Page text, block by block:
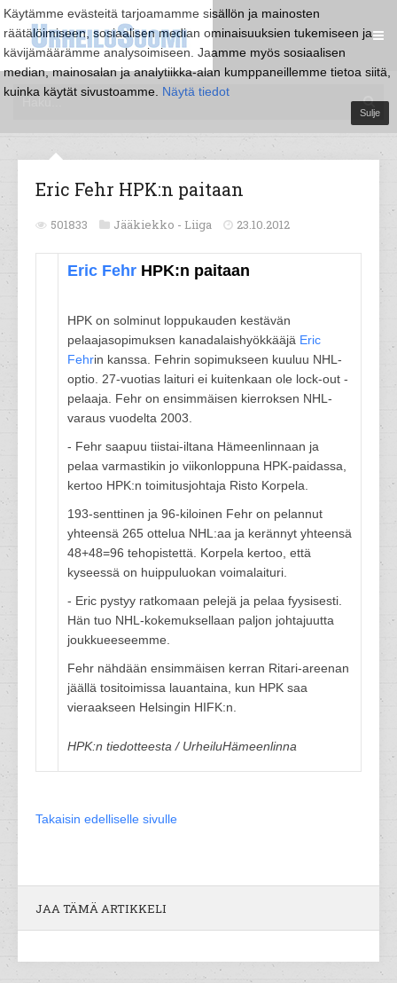
Käytämme evästeitä tarjoamamme sisällön ja mainosten
räätälöimiseen, sosiaalisen median ominaisuuksien tukemiseen ja
kävijämäärämme analysoimiseen. Jaamme myös sosiaalisen
median, mainosalan ja analytiikka-alan kumppaneillemme tietoa siitä,
kuinka käytät sivustoamme. Näytä tiedot
Sulje
Eric Fehr HPK:n paitaan
501833 Jääkiekko - Liiga 23.10.2012
Eric Fehr HPK:n paitaan
HPK on solminut loppukauden kestävän
pelaajasopimuksen kanadalaishyökkääjä Eric
Fehrin kanssa. Fehrin sopimukseen kuuluu NHL-
optio. 27-vuotias laituri ei kuitenkaan ole lock-out -
pelaaja. Fehr on ensimmäisen kierroksen NHL-
varaus vuodelta 2003.
- Fehr saapuu tiistai-iltana Hämeenlinnaan ja
pelaa varmastikin jo viikonloppuna HPK-paidassa,
kertoo HPK:n toimitusjohtaja Risto Korpela.
193-senttinen ja 96-kiloinen Fehr on pelannut
yhteensä 265 ottelua NHL:aa ja kerännyt yhteensä
48+48=96 tehopistettä. Korpela kertoo, että
kyseessä on huippuluokan voimalaituri.
- Eric pystyy ratkomaan pelejä ja pelaa fyysisesti.
Hän tuo NHL-kokemuksellaan paljon johtajuutta
joukkueeseemme.
Fehr nähdään ensimmäisen kerran Ritari-areenan
jäällä tositoimissa lauantaina, kun HPK saa
vieraakseen Helsingin HIFK:n.
HPK:n tiedotteesta / UrheiluHämeenlinna
Takaisin edelliselle sivulle
JAA TÄMÄ ARTIKKELI